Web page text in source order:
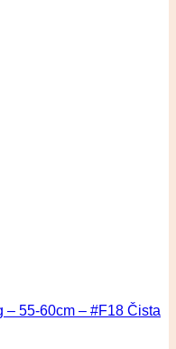
– 55-60cm – #F18 Čista